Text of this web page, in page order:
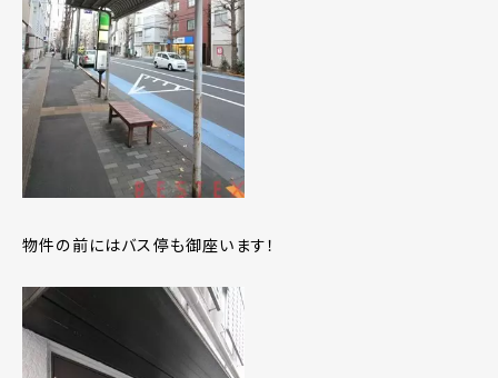
物件の前にはバス停も御座います！